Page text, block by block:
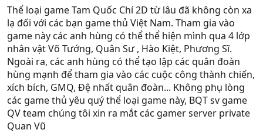
e
r
Thể loại game Tam Quốc Chí 2D từ lâu đã không còn xa
lạ đối với các bạn game thủ Việt Nam. Tham gia vào
game này các anh hùng có thể thể hiện mình qua 4 lớp
nhân vật Võ Tướng, Quân Sư , Hào Kiệt, Phương Sĩ.
Ngoài ra, các anh hùng có thể tạo lập các quân đoàn
hùng mạnh để tham gia vào các cuộc công thành chiến,
xích bích, GMQ, Ðệ nhất quân đoàn... Không phụ lòng
các game thủ yêu quý thể loại game này, BQT sv game
QV team chúng tôi xin ra mắt các gamer server private
Quan Vũ